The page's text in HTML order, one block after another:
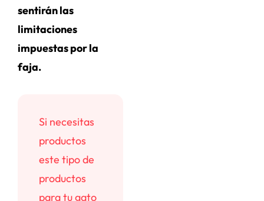
sentirán las
limitaciones
impuestas por la
faja.
Si necesitas
productos
este tipo de
productos
para tu gato